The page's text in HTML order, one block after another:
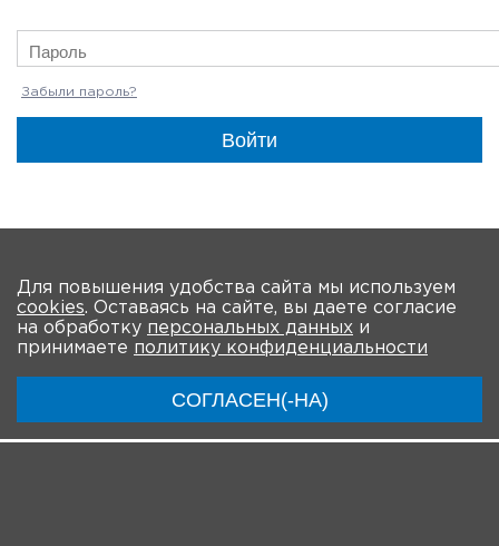
Забыли пароль?
Войти
Для повышения удобства сайта мы используем
cookies. Оставаясь на сайте, вы даете согласие
на обработку персональных данных и
принимаете политику конфиденциальности
СОГЛАСЕН(-НА)
О мероприятии Круглый стол
Заседание рабочей группы Трансляции